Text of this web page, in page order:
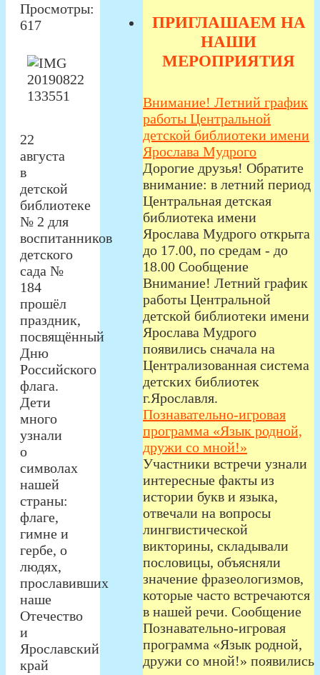
Просмотры:
617
22
августа
в
детской
библиотеке
№ 2 для
воспитанников
детского
сада №
184
прошёл
праздник,
посвящённый
Дню
Российского
флага.
Дети
много
узнали
о
символах
нашей
страны:
флаге,
гимне и
гербе, о
людях,
прославивших
наше
Отечество
и
Ярославский
край
ПРИГЛАШАЕМ НА
НАШИ
МЕРОПРИЯТИЯ
Внимание! Летний график
работы Центральной
детской библиотеки имени
Ярослава Мудрого
Дорогие друзья! Обратите
внимание: в летний период
Центральная детская
библиотека имени
Ярослава Мудрого открыта
до 17.00, по средам - до
18.00 Сообщение
Внимание! Летний график
работы Центральной
детской библиотеки имени
Ярослава Мудрого
появились сначала на
Централизованная система
детских библиотек
г.Ярославля.
Познавательно-игровая
программа «Язык родной,
дружи со мной!»
Участники встречи узнали
интересные факты из
истории букв и языка,
отвечали на вопросы
лингвистической
викторины, складывали
пословицы, объясняли
значение фразеологизмов,
которые часто встречаются
в нашей речи. Сообщение
Познавательно-игровая
программа «Язык родной,
дружи со мной!» появились